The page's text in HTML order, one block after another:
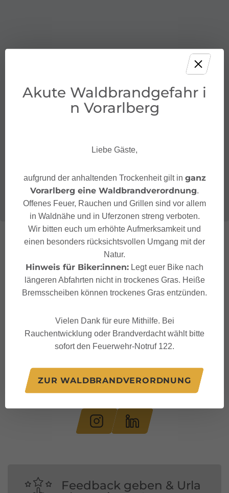
Folge uns auf:
Feedback geben & Urla
Akute Waldbrandgefahr i
n Vorarlberg
Liebe Gäste,
aufgrund der anhaltenden Trockenheit gilt in ganz
Vorarlberg eine Waldbrandverordnung
Offenes Feuer, Rauchen und Grillen sind vor allem
in Waldnähe und in Uferzonen streng verboten.
Wir bitten euch um erhöhte Aufmerksamkeit und
einen besonders rücksichtsvollen Umgang mit der
Natur.
Hinweis für Biker:innen: Legt euer Bike nach
längeren Abfahrten nicht in trockenes Gras. Heiße
Bremsscheiben können trockenes Gras entzünden.
Vielen Dank für eure Mithilfe. Bei
Rauchentwicklung oder Brandverdacht wählt bitte
sofort den Feuerwehr-Notruf 122.
ZUR WALDBRANDVERORDNUNG